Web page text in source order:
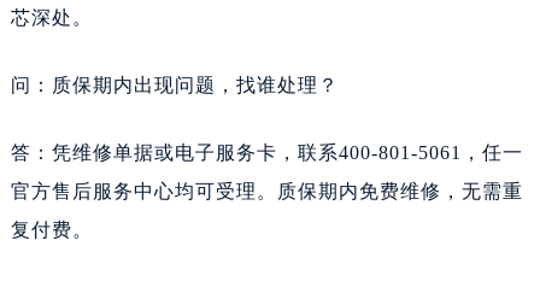
芯深处。
问：质保期内出现问题，找谁处理？
答：凭维修单据或电子服务卡，联系400-801-5061，任一
官方售后服务中心均可受理。质保期内免费维修，无需重
复付费。